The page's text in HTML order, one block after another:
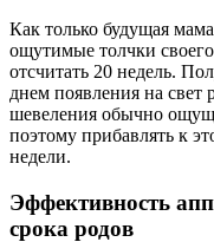
Как только будущая
ощутимые толчки
отсчитать 20 недель.
днем появления на свет
шевеления обычно
поэтому прибавлять к
недели.
Эффективность
срока родов